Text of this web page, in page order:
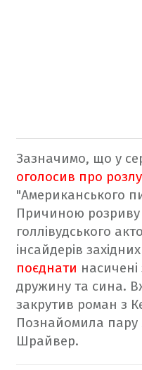
Зазначимо, що у
оголосив про
"Американського
Причиною розриву
голлівудського
інсайдерів
поєднати
дружину та сина.
закрутив роман з
Познайомила пару
Шрайвер.